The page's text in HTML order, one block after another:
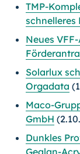
TMP-
schnelleres
Neues
Solarlux
Orgadata
Maco-
GmbH
Dunkles